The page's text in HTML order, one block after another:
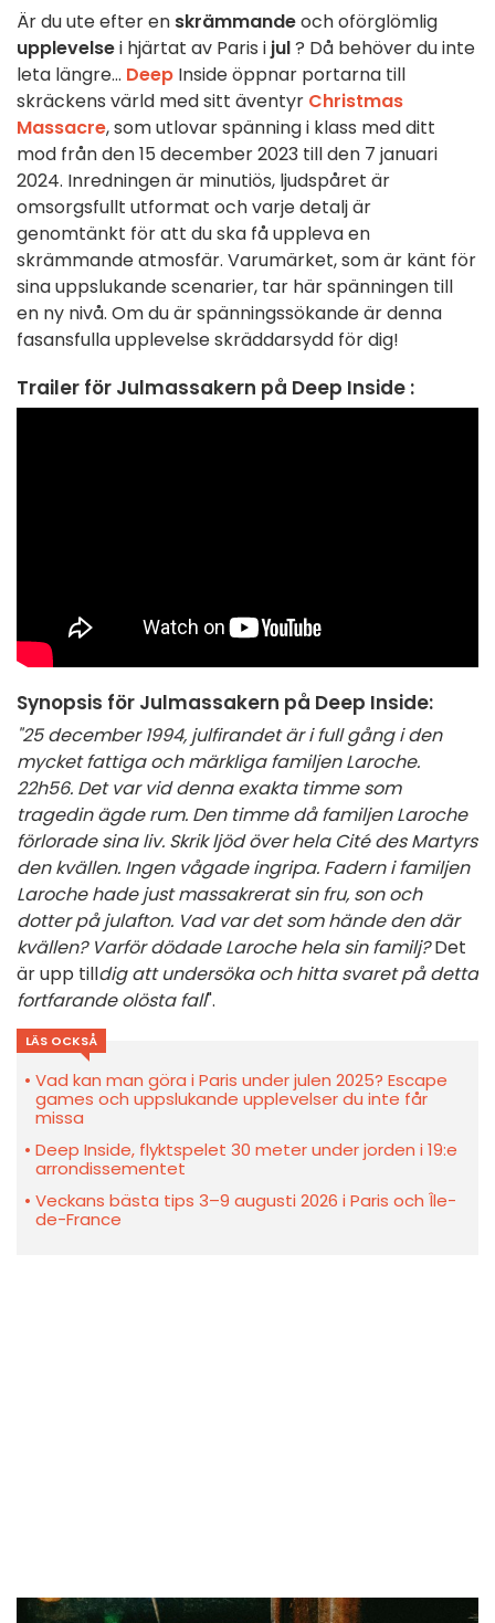
Är du ute efter en skrämmandeoch oförglömlig
upplevelsei hjärtat av Paris i jul? Då behöver du inte
leta längre... Deep Inside öppnar portarna till
skräckens värld med sitt äventyr Christmas
Massacre, som utlovar spänning i klass med ditt
mod från den 15 december 2023 till den 7 januari
2024. Inredningen är minutiös, ljudspåret är
omsorgsfullt utformat och varje detalj är
genomtänkt för att du ska få uppleva en
skrämmande atmosfär. Varumärket, som är känt för
sina uppslukande scenarier, tar här spänningen till
en ny nivå. Om du är spänningssökande är denna
fasansfulla upplevelse skräddarsydd för dig!
Trailer för Julmassakern på Deep Inside :
Synopsis för Julmassakern på Deep Inside:
"25 december 1994, julfirandet är i full gång i den
mycket fattiga och märkliga familjen Laroche.
22h56. Det var vid denna exakta timme som
tragedin ägde rum. Den timme då familjen Laroche
förlorade sina liv. Skrik ljöd över hela Cité des Martyrs
den kvällen. Ingen vågade ingripa. Fadern i familjen
Laroche hade just massakrerat sin fru, son och
dotter på julafton. Vad var det som hände den där
kvällen? Varför dödade Laroche hela sin familj?Det
är upp tilldig att undersöka och hitta svaret på detta
fortfarande olösta fall".
LÄS OCKSÅ
Vad kan man göra i Paris under julen 2025? Escape
games och uppslukande upplevelser du inte får
missa
Deep Inside, flyktspelet 30 meter under jorden i 19:e
arrondissementet
Veckans bästa tips 3–9 augusti 2026 i Paris och Île-
de-France